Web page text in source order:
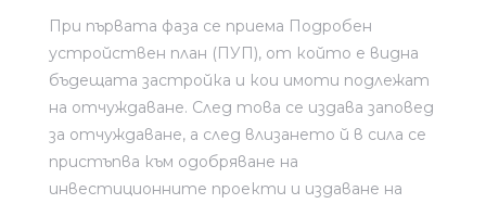
При първата фаза се приема Подробен
устройствен план (ПУП), от който е видна
бъдещата застройка и кои имоти подлежат
на отчуждаване. След това се издава заповед
за отчуждаване, а след влизането й в сила се
пристъпва към одобряване на
инвестиционните проекти и издаване на